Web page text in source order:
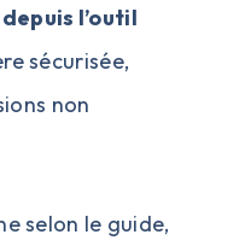
l’outil
sécurisée,
non
selon le guide,